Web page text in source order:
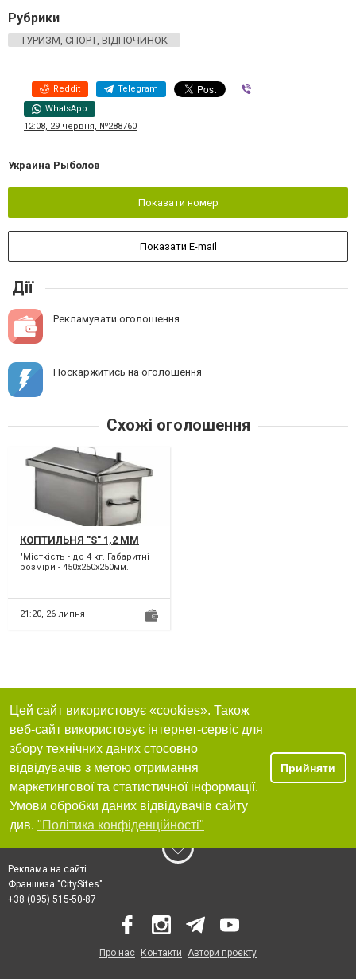
Рубрики
ТУРИЗМ, СПОРТ, ВІДПОЧИНОК
Reddit Telegram
WhatsApp
12:08, 29 червня, №288760
Украина Рыболов
Показати номер
Показати E-mail
Дії
Рекламувати оголошення
Поскаржитись на оголошення
Схожі оголошення
КОПТИЛЬНЯ "S" 1,2 ММ
"Місткість - до 4 кг. Габаритні
розміри - 450х250х250мм.
21:20, 26 липня
Цей сайт використовує «cookies». Також
веб-сайт використовує інтернет-сервіс для
збору технічних даних стосовно
відвідувачів з метою отримання
маркетингової та статистичної інформації.
Умови обробки даних відвідувачів сайту
див. "Політика конфіденційності"
Прийняти
Реклама на сайті
Франшиза "CitySites"
+38 (095) 515-50-87
Про нас Контакти Автори проєкту